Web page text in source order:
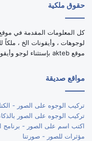
حقوق ملكية
لوجوهات ، وأيقونات الخ ، ملكاً
موقع akteb بإستثناء لوجو وأيقون akteb.
مواقع صديقة
تركيب الوجوه على الصور -
تركيب الوجوه على الصور
اكتب اسم على الصور - برنامج
مؤثرات للصور - صورتنا